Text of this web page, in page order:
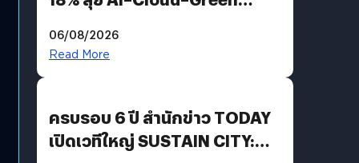
Revenue เร่งเครื่อง New
06/08/2026
Read More
ครบรอบ 6 ปี สำนักข่าว TODAY
เปิดเวทีใหญ่ SUSTAIN CITY: